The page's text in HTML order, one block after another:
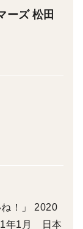
、その間色々
、東京生まれ
た。
ださい。
ーズ 松田
！」 2020
年1月 日本